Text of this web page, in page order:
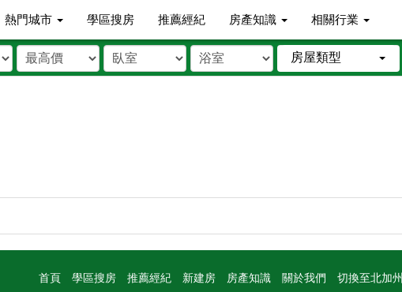
熱門城市 學區搜房 推薦經紀 房產知識 相關行業
房屋類型
首頁 學區搜房 推薦經紀 新建房 房產知識 關於我們 切換至北加州